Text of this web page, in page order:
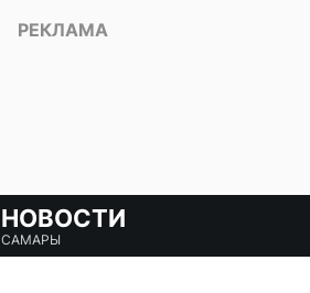
НОВОСТИ
САМАРЫ